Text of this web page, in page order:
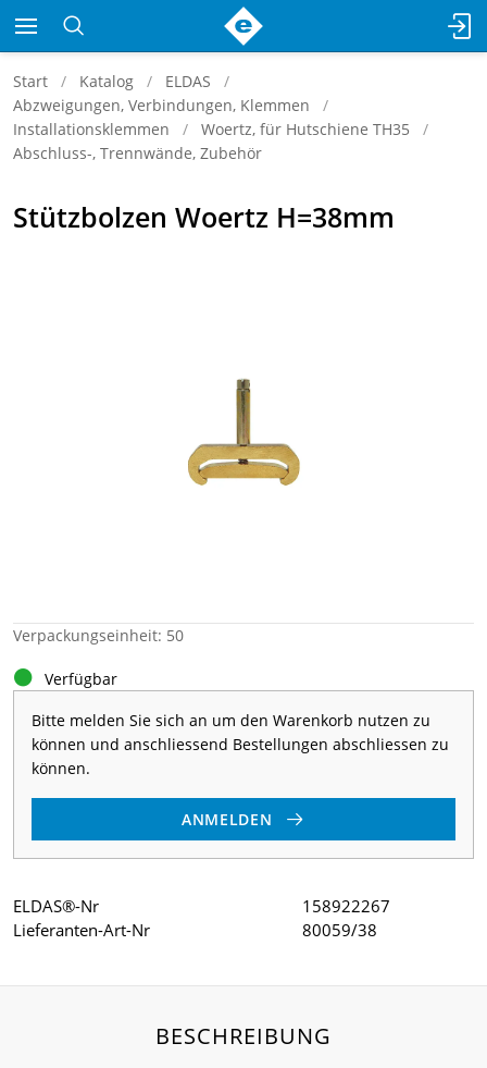
Start Katalog
ELDAS
Abzweigungen, Verbindungen, Klemmen
Installationsklemmen
Woertz, für Hutschiene TH35
Abschluss-, Trennwände, Zubehör
Stützbolzen Woertz H=38mm
Verpackungseinheit: 50
Verfügbar
Bitte melden Sie sich an um den Warenkorb nutzen zu
können und anschliessend Bestellungen abschliessen zu
können.
ANMELDEN
ELDAS®-Nr
158922267
Lieferanten-Art-Nr
80059/38
BESCHREIBUNG